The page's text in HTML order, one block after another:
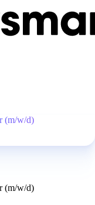
(m/w/d)
(m/w/d)